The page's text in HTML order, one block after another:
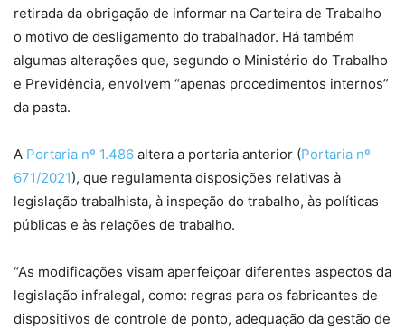
retirada da obrigação de informar na Carteira de Trabalho
o motivo de desligamento do trabalhador. Há também
algumas alterações que, segundo o Ministério do Trabalho
e Previdência, envolvem “apenas procedimentos internos”
da pasta.
A Portaria nº 1.486 altera a portaria anterior (Portaria nº
671/2021), que regulamenta disposições relativas à
legislação trabalhista, à inspeção do trabalho, às políticas
públicas e às relações de trabalho.
“As modificações visam aperfeiçoar diferentes aspectos da
legislação infralegal, como: regras para os fabricantes de
dispositivos de controle de ponto, adequação da gestão de